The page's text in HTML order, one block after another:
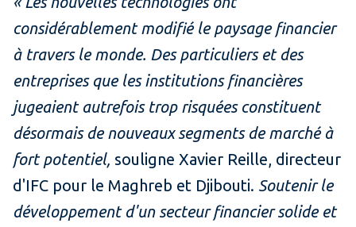
considérablement modifié le paysage financier
à travers le monde. Des particuliers et des
entreprises que les institutions financières
jugeaient autrefois trop risquées constituent
désormais de nouveaux segments de marché à
fort potentiel, souligne Xavier Reille, directeur
d'IFC pour le Maghreb et Djibouti. Soutenir le
développement d'un secteur financier solide et